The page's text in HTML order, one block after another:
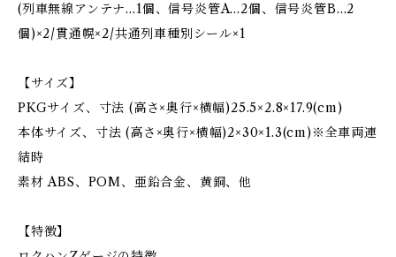
(列車無線アンテナ…1個、信号炎管A…2個、信号炎管B…2
個)×2/貫通幌×2/共通列車種別シール×1
【サイズ】
PKGサイズ、寸法 (高さ×奥行×横幅)25.5×2.8×17.9(cm)
本体サイズ、寸法 (高さ×奥行×横幅)2×30×1.3(cm)※全車両連
結時
素材 ABS、POM、亜鉛合金、黄銅、他
【特徴】